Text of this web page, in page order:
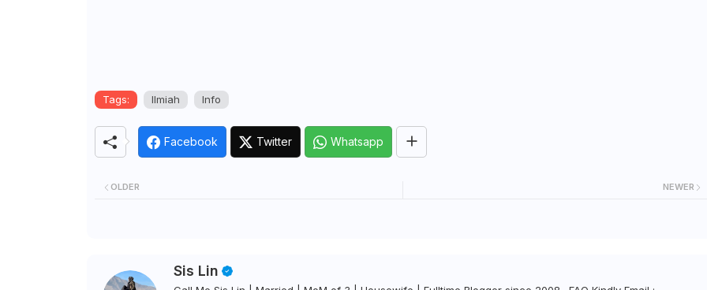
Tags: Ilmiah Info
Facebook Twitter Whatsapp
NEWER
OLDER
Sis Lin